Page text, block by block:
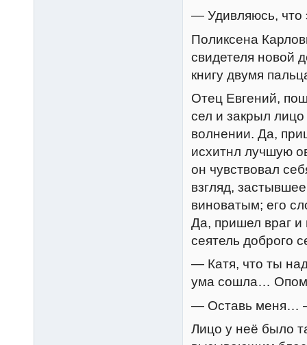
— Удивляюсь, что
Поликсена
свидетеля новой
книгу двумя
Отец Евгений,
сел и закрыл
волнении. Да,
исхитнл лучшую
он чувствовал
взгляд,
виноватым; его
Да, пришел враг и
сеятель доброго
— Катя, что ты
ума сошла…
— Оставь меня… —
Лицо у неё было